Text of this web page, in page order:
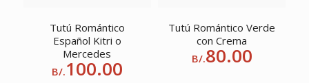
Tutú Romántico
Español Kitri o
Mercedes
B/.100.00
Tutú Romántico Verde
con Crema
B/.80.00